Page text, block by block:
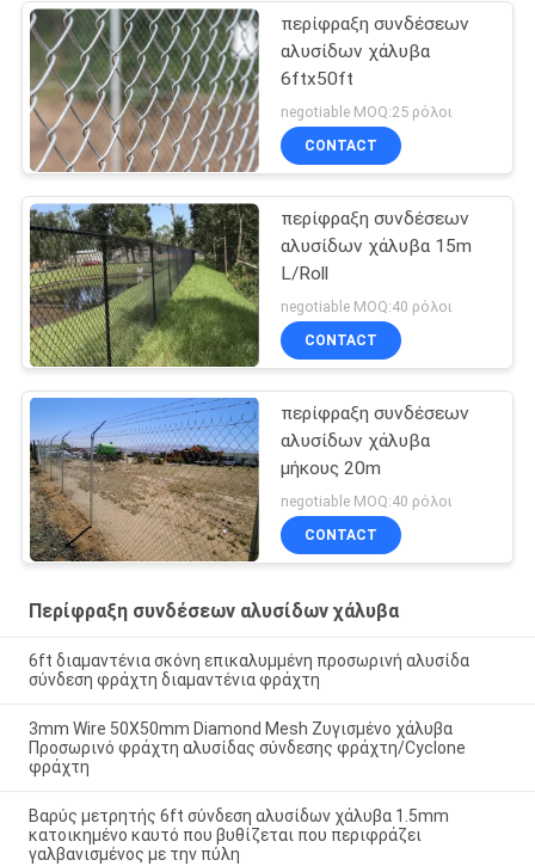
περίφραξη συνδέσεων
αλυσίδων χάλυβα
6ftx50ft
negotiable MOQ:25 ρόλοι
CONTACT
περίφραξη συνδέσεων
αλυσίδων χάλυβα 15m
L/Roll
negotiable MOQ:40 ρόλοι
CONTACT
περίφραξη συνδέσεων
αλυσίδων χάλυβα
μήκους 20m
negotiable MOQ:40 ρόλοι
CONTACT
Περίφραξη συνδέσεων αλυσίδων χάλυβα
6ft διαμαντένια σκόνη επικαλυμμένη προσωρινή αλυσίδα
σύνδεση φράχτη διαμαντένια φράχτη
3mm Wire 50X50mm Diamond Mesh Ζυγισμένο χάλυβα
Προσωρινό φράχτη αλυσίδας σύνδεσης φράχτη/Cyclone
φράχτη
Βαρύς μετρητής 6ft σύνδεση αλυσίδων χάλυβα 1.5mm
κατοικημένο καυτό που βυθίζεται που περιφράζει
γαλβανισμένος με την πύλη